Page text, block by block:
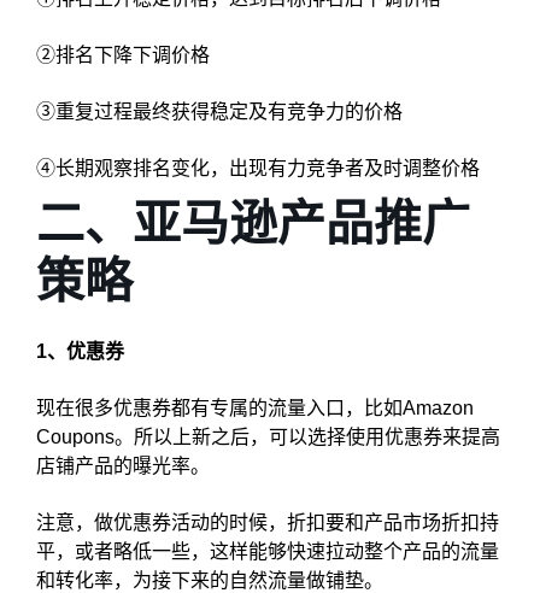
②排名下降下调价格
③重复过程最终获得稳定及有竞争力的价格
④长期观察排名变化，出现有力竞争者及时调整价格
二、亚马逊产品推广
策略
1、优惠券
现在很多优惠券都有专属的流量入口，比如Amazon
Coupons。所以上新之后，可以选择使用优惠券来提高
店铺产品的曝光率。
注意，做优惠券活动的时候，折扣要和产品市场折扣持
平，或者略低一些，这样能够快速拉动整个产品的流量
和转化率，为接下来的自然流量做铺垫。